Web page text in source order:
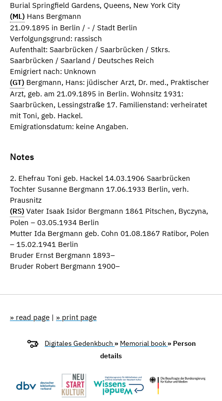
Burial Springfield Gardens, Queens, New York City
(ML) Hans Bergmann
21.09.1895 in Berlin / - / Stadt Berlin
Verfolgungsgrund: rassisch
Aufenthalt: Saarbrücken / Saarbrücken / Stkrs.
Saarbrücken / Saarland / Deutsches Reich
Emigriert nach: Unknown
(GT) Bergmann, Hans: jüdischer Arzt, Dr. med., Praktischer
Arzt, geb. am 21.09.1895 in Berlin. Wohnsitz 1931:
Saarbrücken, Lessingstraße 17. Familienstand: verheiratet
mit Toni, geb. Hackel.
Emigrationsdatum: keine Angaben.
Notes
2. Ehefrau Toni geb. Hackel 14.03.1906 Saarbrücken
Tochter Susanne Bergmann 17.06.1933 Berlin, verh.
Prausnitz
(RS) Vater Isaak Isidor Bergmann 1861 Pitschen, Byczyna,
Polen – 03.05.1934 Berlin
Mutter Ida Bergmann geb. Cohn 01.08.1867 Ratibor, Polen
– 15.02.1941 Berlin
Bruder Ernst Bergmann 1893–
Bruder Robert Bergmann 1900–
» read page | » print page
Digitales Gedenkbuch » Memorial book » Person
details